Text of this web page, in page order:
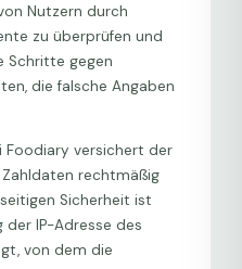
Nutzern durch
zu überprüfen und
Schritte gegen
die falsche Angaben
Foodiary versichert der
rechtmäßig
Sicherheit ist
der IP-Adresse des
von dem die